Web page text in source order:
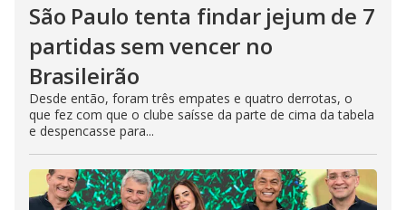
São Paulo tenta findar jejum de 7
partidas sem vencer no
Brasileirão
Desde então, foram três empates e quatro derrotas, o
que fez com que o clube saísse da parte de cima da tabela
e despencasse para...